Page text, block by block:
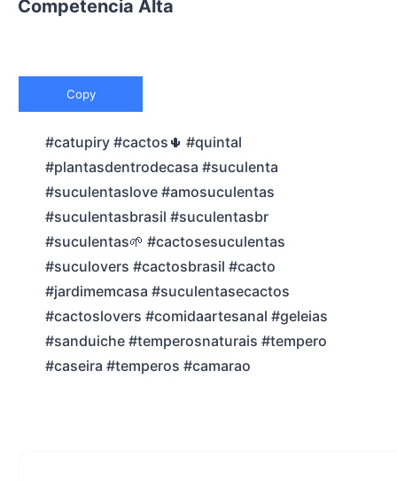
Competencia Alta
Copy
#catupiry #cactos🌵 #quintal
#plantasdentrodecasa #suculenta
#suculentaslove #amosuculentas
#suculentasbrasil #suculentasbr
#suculentas🌱 #cactosesuculentas
#suculovers #cactosbrasil #cacto
#jardimemcasa #suculentasecactos
#cactoslovers #comidaartesanal #geleias
#sanduiche #temperosnaturais #tempero
#caseira #temperos #camarao